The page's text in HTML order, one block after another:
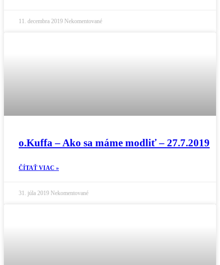
11. decembra 2019 Nekomentované
o.Kuffa – Ako sa máme modliť – 27.7.2019
ČÍTAŤ VIAC »
31. júla 2019 Nekomentované